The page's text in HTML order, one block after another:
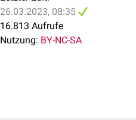
26.03.2023, 08:35
16.813 Aufrufe
Nutzung: BY-NC-SA